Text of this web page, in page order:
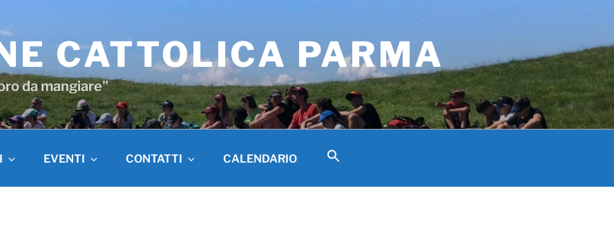
CATTOLICA PARMA
da mangiare"
EVENTI CONTATTI CALENDARIO